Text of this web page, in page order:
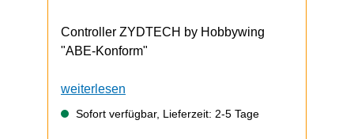
Controller ZYDTECH by Hobbywing
"ABE-Konform"
weiterlesen
Sofort verfügbar, Lieferzeit: 2-5 Tage